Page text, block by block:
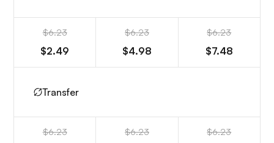
$6.23
$2.49
$6.23
$4.98
$6.23
$7.48
Transfer
$6.23 $6.23 $6.23